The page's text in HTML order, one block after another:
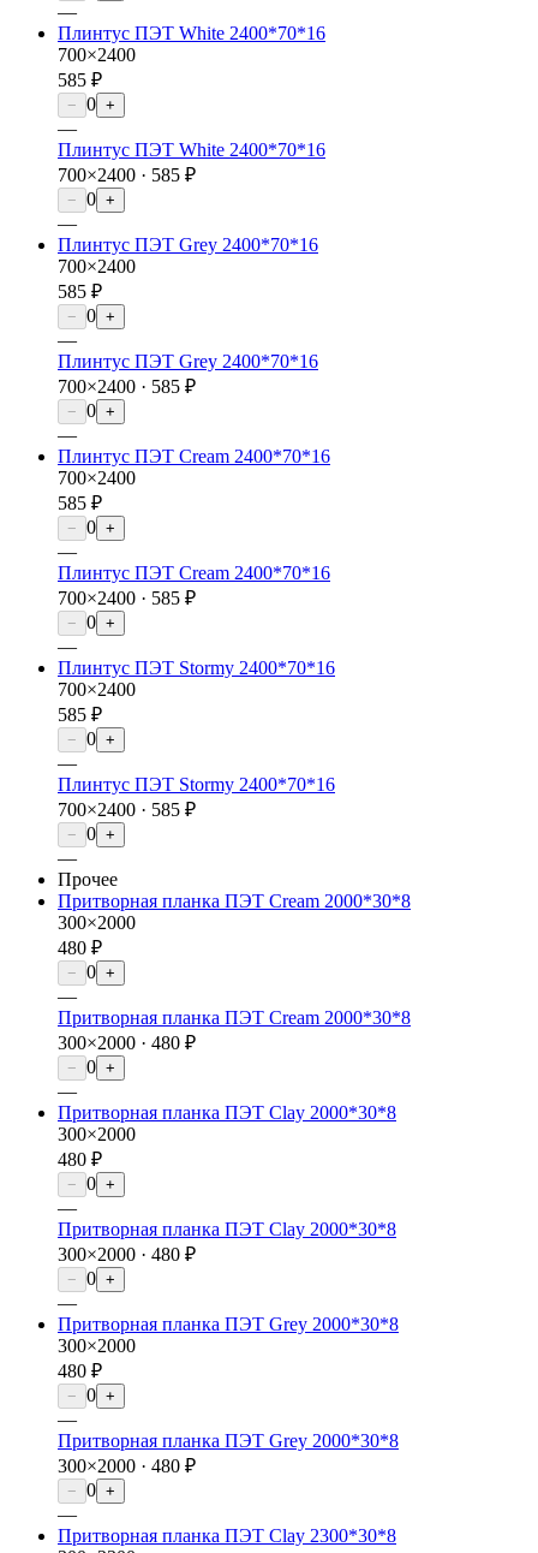
—
Плинтус ПЭТ White 2400*70*16
700×2400
585 ₽
− 0 +
—
Плинтус ПЭТ White 2400*70*16
700×2400 · 585 ₽
− 0 +
—
Плинтус ПЭТ Grey 2400*70*16
700×2400
585 ₽
− 0 +
—
Плинтус ПЭТ Grey 2400*70*16
700×2400 · 585 ₽
− 0 +
—
Плинтус ПЭТ Cream 2400*70*16
700×2400
585 ₽
− 0 +
—
Плинтус ПЭТ Cream 2400*70*16
700×2400 · 585 ₽
− 0 +
—
Плинтус ПЭТ Stormy 2400*70*16
700×2400
585 ₽
− 0 +
—
Плинтус ПЭТ Stormy 2400*70*16
700×2400 · 585 ₽
− 0 +
—
Прочее
Притворная планка ПЭТ Cream 2000*30*8
300×2000
480 ₽
− 0 +
—
Притворная планка ПЭТ Cream 2000*30*8
300×2000 · 480 ₽
− 0 +
—
Притворная планка ПЭТ Clay 2000*30*8
300×2000
480 ₽
− 0 +
—
Притворная планка ПЭТ Clay 2000*30*8
300×2000 · 480 ₽
− 0 +
—
Притворная планка ПЭТ Grey 2000*30*8
300×2000
480 ₽
− 0 +
—
Притворная планка ПЭТ Grey 2000*30*8
300×2000 · 480 ₽
− 0 +
—
Притворная планка ПЭТ Clay 2300*30*8